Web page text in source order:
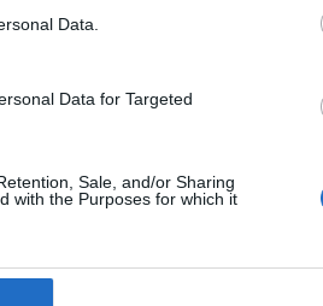
Data.
Data for Targeted
Sale, and/or Sharing
with the Purposes for which it